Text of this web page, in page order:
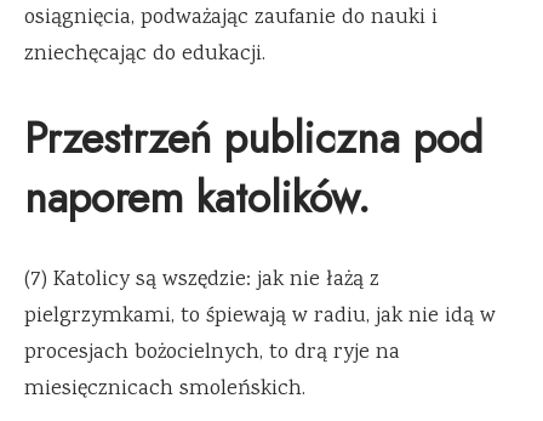
osiągnięcia, podważając zaufanie do nauki i
zniechęcając do edukacji.
Przestrzeń publiczna pod
naporem katolików.
(7) Katolicy są wszędzie: jak nie łażą z
pielgrzymkami, to śpiewają w radiu, jak nie idą w
procesjach bożocielnych, to drą ryje na
miesięcznicach smoleńskich.